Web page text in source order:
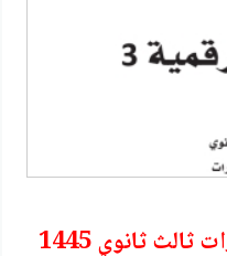
كتاب التقنية الرقمية 3 مسارات ثالث ثانوي 1445